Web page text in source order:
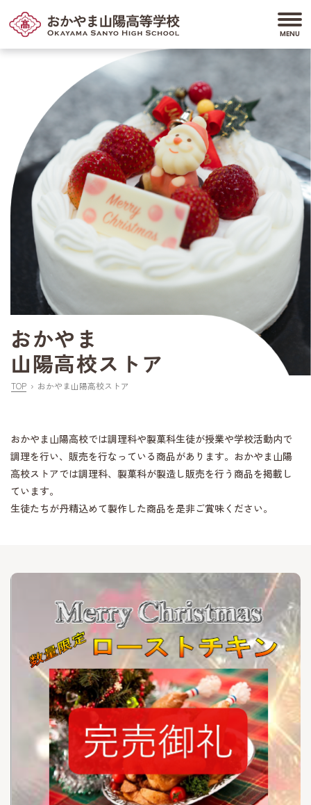
おかやま
山陽高校ストア
TOP おかやま山陽高校ストア
おかやま山陽高校では調理科や製菓科生徒が授業や学校活動内で
調理を行い、販売を行なっている商品があります。おかやま山陽
高校ストアでは調理科、製菓科が製造し販売を行う商品を掲載し
ています。
生徒たちが丹精込めて製作した商品を是非ご賞味ください。